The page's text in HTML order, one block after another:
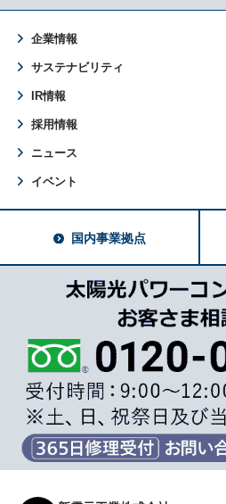
企業情報
サステナビリティ
IR情報
採用情報
ニュース
イベント
国内事業拠点